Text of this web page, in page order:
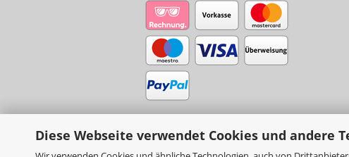
Diese Webseite verwendet Cookies und andere